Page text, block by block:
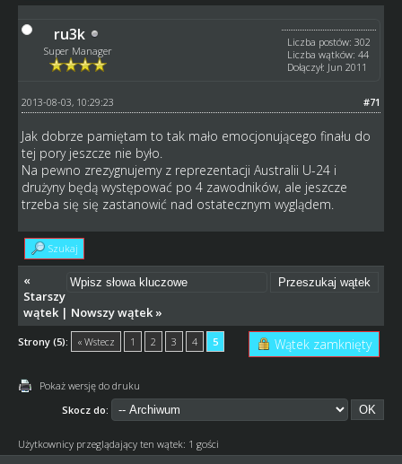
ru3k
Super Manager
Liczba postów: 302
Liczba wątków: 44
Dołączył: Jun 2011
#71
2013-08-03, 10:29:23
Jak dobrze pamiętam to tak mało emocjonującego finału do
tej pory jeszcze nie było.
Na pewno zrezygnujemy z reprezentacji Australii U-24 i
drużyny będą występować po 4 zawodników, ale jeszcze
trzeba się się zastanowić nad ostatecznym wyglądem.
Szukaj
«
Starszy
wątek| Nowszy wątek»
Strony (5): « Wstecz 1 2 3 4 5 Wątek zamknięty
Pokaż wersję do druku
Skocz do:
Użytkownicy przeglądający ten wątek: 1 gości